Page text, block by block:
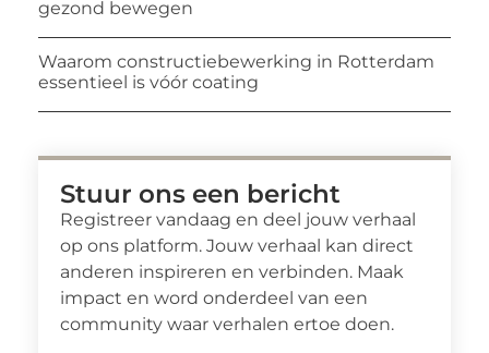
gezond bewegen
Waarom constructiebewerking in Rotterdam
essentieel is vóór coating
Stuur ons een bericht
Registreer vandaag en deel jouw verhaal
op ons platform. Jouw verhaal kan direct
anderen inspireren en verbinden. Maak
impact en word onderdeel van een
community waar verhalen ertoe doen.